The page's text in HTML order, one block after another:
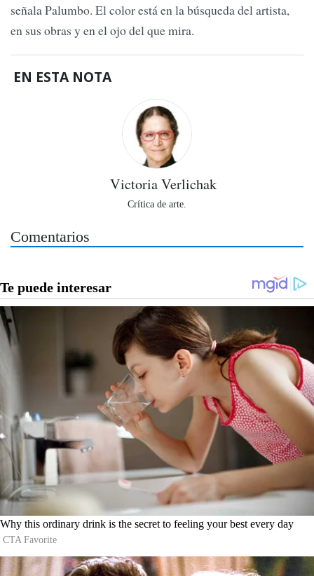
señala Palumbo. El color está en la búsqueda del artista,
en sus obras y en el ojo del que mira.
EN ESTA NOTA
Victoria Verlichak
Crítica de arte.
Comentarios